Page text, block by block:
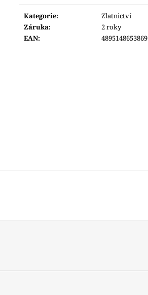
Kategorie:
Zlatnictví
Záruka:
2 roky
EAN: 4895148653869
6 600 Kč